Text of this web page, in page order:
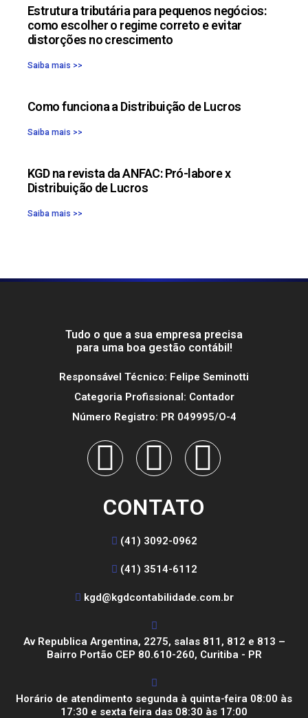
Estrutura tributária para pequenos negócios:
como escolher o regime correto e evitar
distorções no crescimento
Saiba mais >>
Como funciona a Distribuição de Lucros
Saiba mais >>
KGD na revista da ANFAC: Pró-labore x
Distribuição de Lucros
Saiba mais >>
Tudo o que a sua empresa precisa
para uma boa gestão contábil!
Responsável Técnico: Felipe Seminotti
Categoria Profissional: Contador
Número Registro: PR 049995/O-4
CONTATO
(41) 3092-0962
(41) 3514-6112
kgd@kgdcontabilidade.com.br
Av Republica Argentina, 2275, salas 811, 812 e 813 –
Bairro Portão CEP 80.610-260, Curitiba - PR
Horário de atendimento segunda à quinta-feira 08:00 às
17:30 e sexta feira das 08:30 às 17:00